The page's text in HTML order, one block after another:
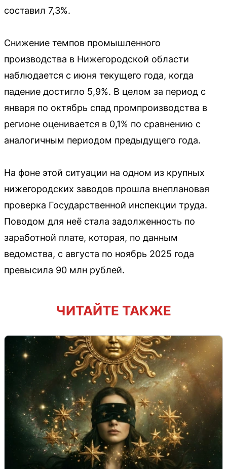
составил 7,3%.
Снижение темпов промышленного
производства в Нижегородской области
наблюдается с июня текущего года, когда
падение достигло 5,9%. В целом за период с
января по октябрь спад промпроизводства в
регионе оценивается в 0,1% по сравнению с
аналогичным периодом предыдущего года.
На фоне этой ситуации на одном из крупных
нижегородских заводов прошла внеплановая
проверка Государственной инспекции труда.
Поводом для неё стала задолженность по
заработной плате, которая, по данным
ведомства, с августа по ноябрь 2025 года
превысила 90 млн рублей.
ЧИТАЙТЕ ТАКЖЕ